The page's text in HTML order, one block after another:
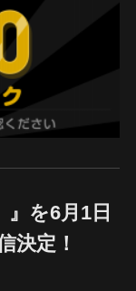
』を6月1日
決定！